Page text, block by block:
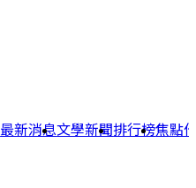
最新消息文學新聞排行榜焦點